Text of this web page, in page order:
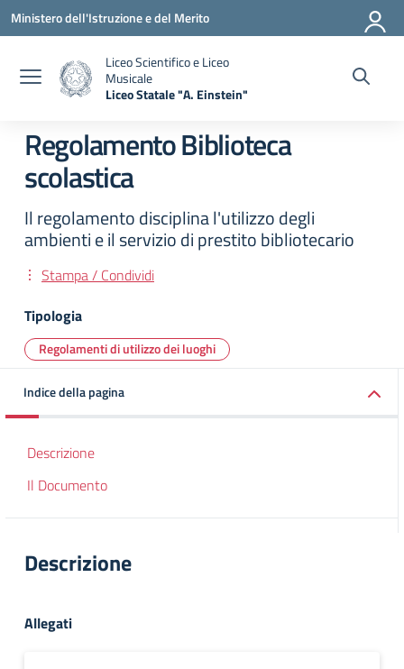
Vai ai contenuti
Vai al menu di navigazione
Vai al footer
Ministero dell'Istruzione e del Merito
Liceo Scientifico e Liceo
Musicale
Liceo Statale "A. Einstein"
Regolamento Biblioteca
scolastica
Il regolamento disciplina l'utilizzo degli
ambienti e il servizio di prestito bibliotecario
Stampa / Condividi
Tipologia
Regolamenti di utilizzo dei luoghi
Indice della pagina
Descrizione
Il Documento
Descrizione
Allegati